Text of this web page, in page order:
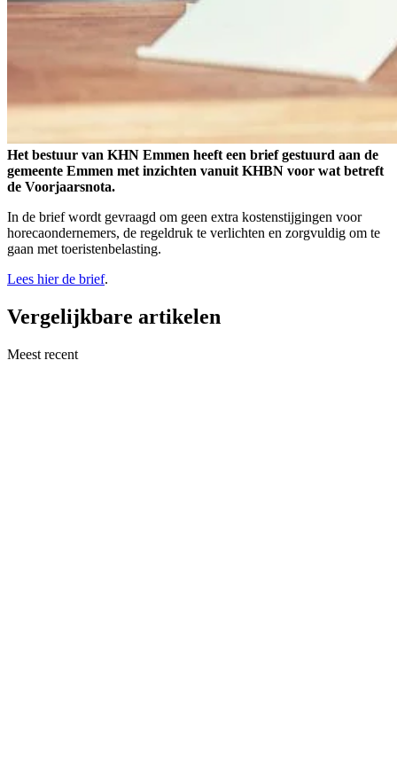
Het bestuur van KHN Emmen heeft een brief gestuurd aan de
gemeente Emmen met inzichten vanuit KHBN voor wat betreft
de Voorjaarsnota.
In de brief wordt gevraagd om geen extra kostenstijgingen voor
horecaondernemers, de regeldruk te verlichten en zorgvuldig om te
gaan met toeristenbelasting.
Lees hier de brief.
Vergelijkbare artikelen
Meest recent